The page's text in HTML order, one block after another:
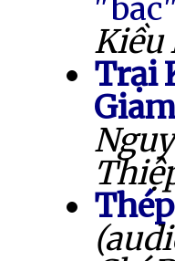
Kiều
Trại